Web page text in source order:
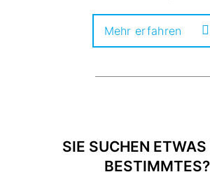
Mehr erfahren
SIE SUCHEN
BESTIMMTES?